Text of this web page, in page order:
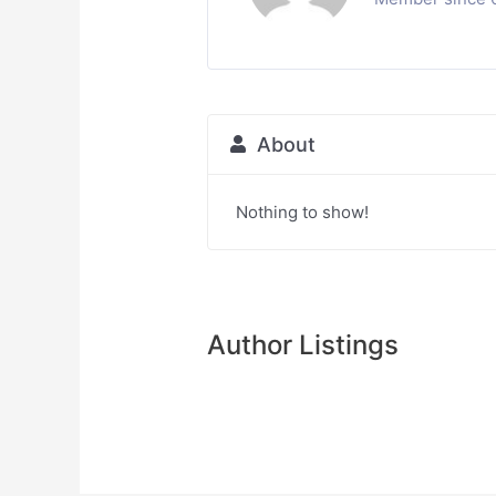
About
Nothing to show!
Author Listings